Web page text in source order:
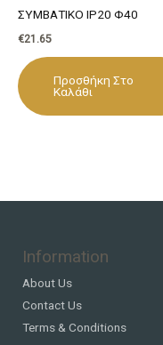
ΣΥΜΒΑΤΙΚΟ IP20 Φ40
€21.65
Προσθήκη Στο
Καλάθι
Information
About Us
Contact Us
Terms & Conditions